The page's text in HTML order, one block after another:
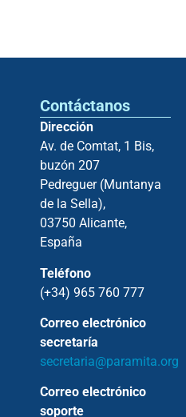
Contáctanos
Dirección
Av. de Comtat, 1 Bis,
buzón 207
Pedreguer (Muntanya
de la Sella),
03750 Alicante,
España
Teléfono
(+34) 965 760 777
Correo electrónico
secretaría
secretaria@paramita.org
Correo electrónico
soporte